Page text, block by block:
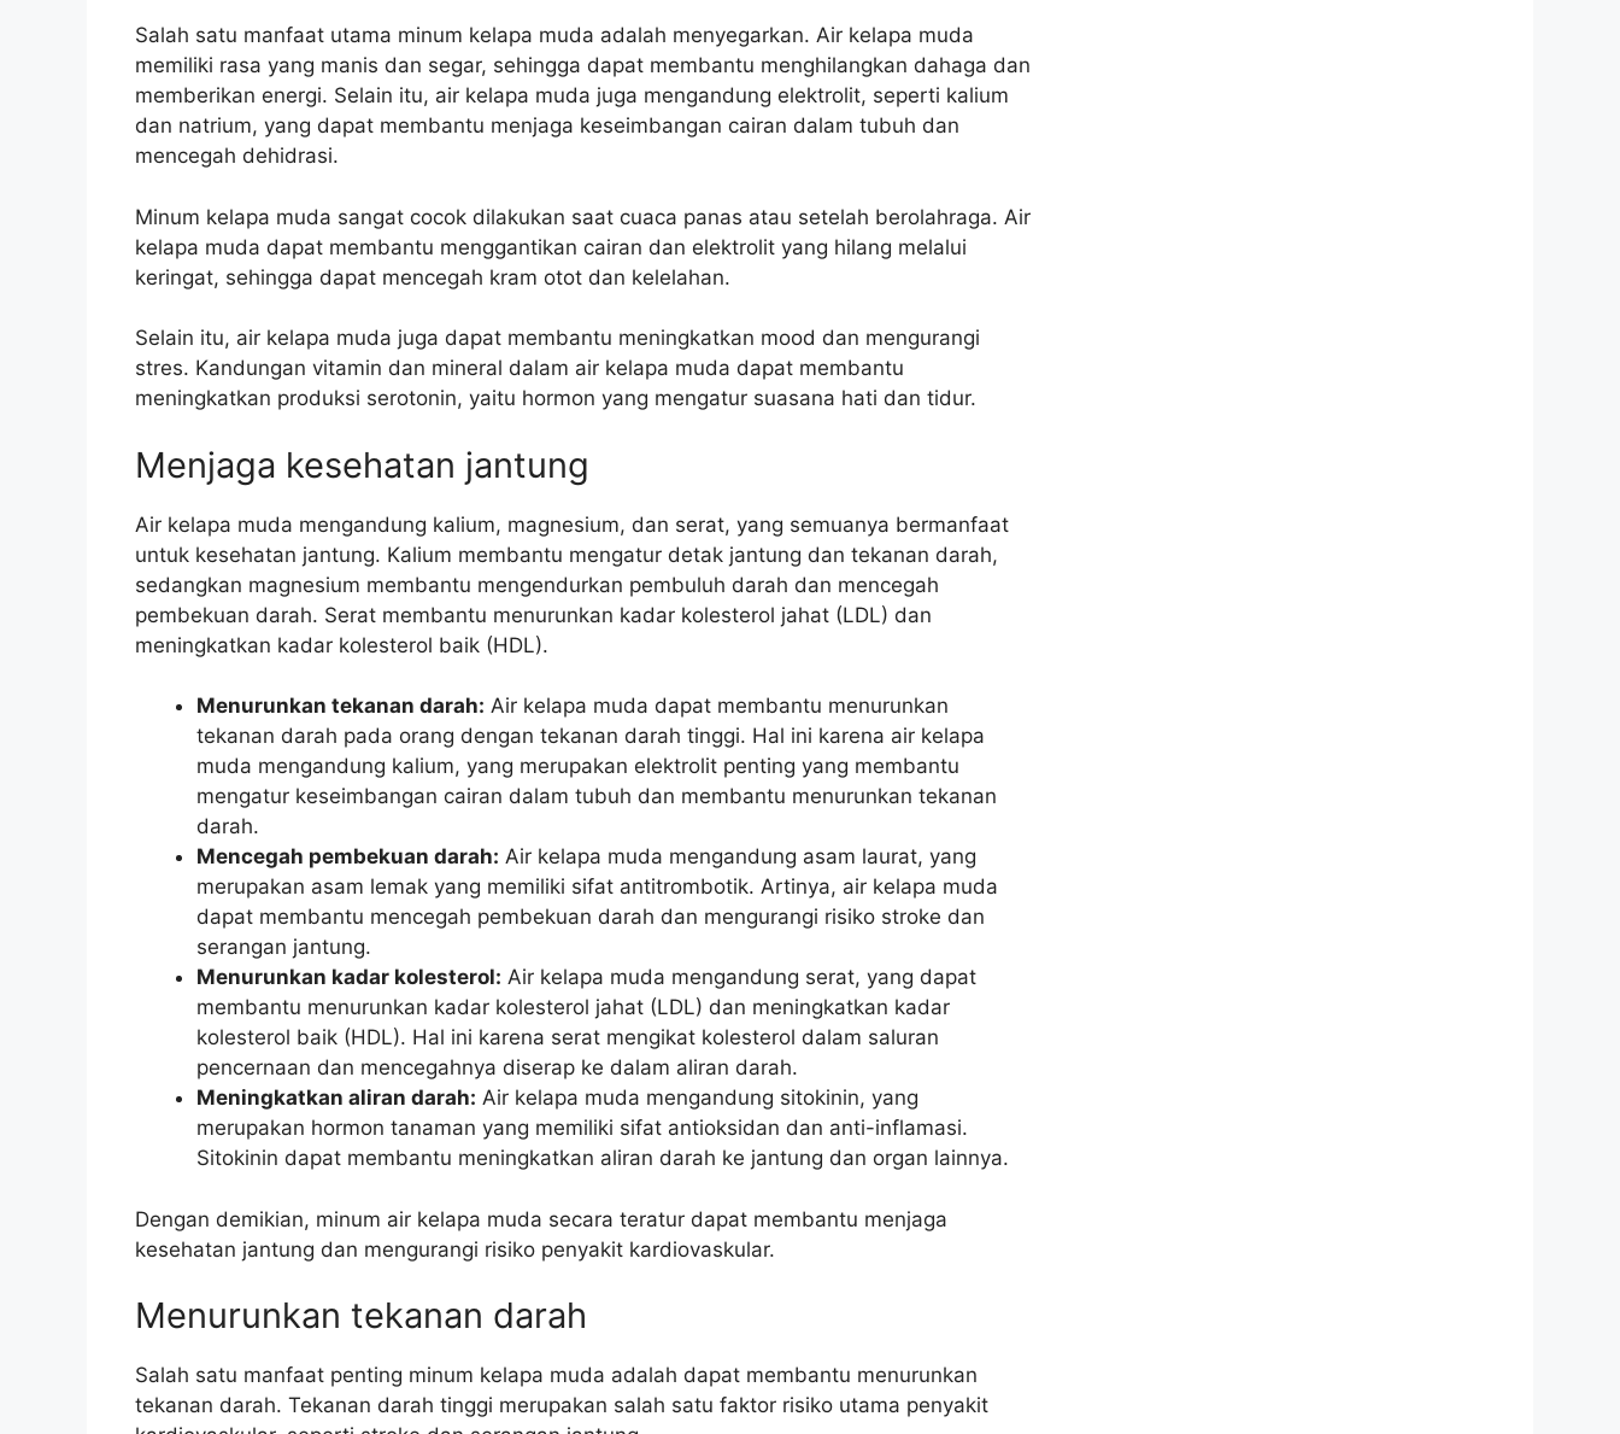
Salah satu manfaat utama minum kelapa muda adalah menyegarkan. Air kelapa muda
memiliki rasa yang manis dan segar, sehingga dapat membantu menghilangkan dahaga dan
memberikan energi. Selain itu, air kelapa muda juga mengandung elektrolit, seperti kalium
dan natrium, yang dapat membantu menjaga keseimbangan cairan dalam tubuh dan
mencegah dehidrasi.
Minum kelapa muda sangat cocok dilakukan saat cuaca panas atau setelah berolahraga. Air
kelapa muda dapat membantu menggantikan cairan dan elektrolit yang hilang melalui
keringat, sehingga dapat mencegah kram otot dan kelelahan.
Selain itu, air kelapa muda juga dapat membantu meningkatkan mood dan mengurangi
stres. Kandungan vitamin dan mineral dalam air kelapa muda dapat membantu
meningkatkan produksi serotonin, yaitu hormon yang mengatur suasana hati dan tidur.
Menjaga kesehatan jantung
Air kelapa muda mengandung kalium, magnesium, dan serat, yang semuanya bermanfaat
untuk kesehatan jantung. Kalium membantu mengatur detak jantung dan tekanan darah,
sedangkan magnesium membantu mengendurkan pembuluh darah dan mencegah
pembekuan darah. Serat membantu menurunkan kadar kolesterol jahat (LDL) dan
meningkatkan kadar kolesterol baik (HDL).
Menurunkan tekanan darah: Air kelapa muda dapat membantu menurunkan
tekanan darah pada orang dengan tekanan darah tinggi. Hal ini karena air kelapa
muda mengandung kalium, yang merupakan elektrolit penting yang membantu
mengatur keseimbangan cairan dalam tubuh dan membantu menurunkan tekanan
darah.
Mencegah pembekuan darah: Air kelapa muda mengandung asam laurat, yang
merupakan asam lemak yang memiliki sifat antitrombotik. Artinya, air kelapa muda
dapat membantu mencegah pembekuan darah dan mengurangi risiko stroke dan
serangan jantung.
Menurunkan kadar kolesterol: Air kelapa muda mengandung serat, yang dapat
membantu menurunkan kadar kolesterol jahat (LDL) dan meningkatkan kadar
kolesterol baik (HDL). Hal ini karena serat mengikat kolesterol dalam saluran
pencernaan dan mencegahnya diserap ke dalam aliran darah.
Meningkatkan aliran darah: Air kelapa muda mengandung sitokinin, yang
merupakan hormon tanaman yang memiliki sifat antioksidan dan anti-inflamasi.
Sitokinin dapat membantu meningkatkan aliran darah ke jantung dan organ lainnya.
Dengan demikian, minum air kelapa muda secara teratur dapat membantu menjaga
kesehatan jantung dan mengurangi risiko penyakit kardiovaskular.
Menurunkan tekanan darah
Salah satu manfaat penting minum kelapa muda adalah dapat membantu menurunkan
tekanan darah. Tekanan darah tinggi merupakan salah satu faktor risiko utama penyakit